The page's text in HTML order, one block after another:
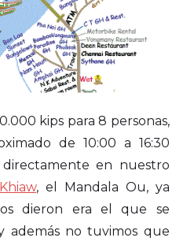
kips para 8 personas,
de 10:00 a 16:30
directamente en nuestro
, el Mandala Ou, ya
dieron era el que se
además no tuvimos que